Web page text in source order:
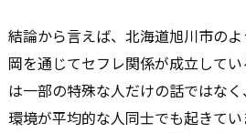
結論から言えば、北海道旭川市の
岡を通じてセフレ関係が成立して
は一部の特殊な人だけの話ではな
環境が平均的な人同士でも起きてい